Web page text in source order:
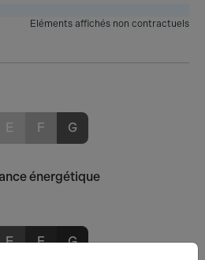
Eléments affichés non contractuels
E F G
énergétique
E F G